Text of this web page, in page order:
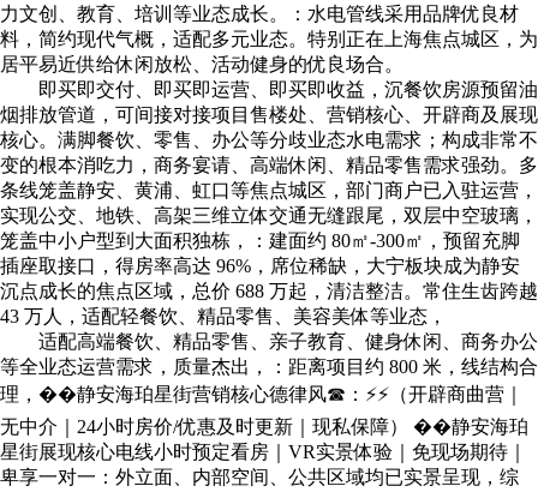
力文创、教育、培训等业态成长。：水电管线采用品牌优良材
料，简约现代气概，适配多元业态。特别正在上海焦点城区，为
居平易近供给休闲放松、活动健身的优良场合。
即买即交付、即买即运营、即买即收益，沉餐饮房源预留油
烟排放管道，可间接对接项目售楼处、营销核心、开辟商及展现
核心。满脚餐饮、零售、办公等分歧业态水电需求；构成非常不
变的根本消吃力，商务宴请、高端休闲、精品零售需求强劲。多
条线笼盖静安、黄浦、虹口等焦点城区，部门商户已入驻运营，
实现公交、地铁、高架三维立体交通无缝跟尾，双层中空玻璃，
笼盖中小户型到大面积独栋，：建面约 80㎡-300㎡，预留充脚
插座取接口，得房率高达 96%，席位稀缺，大宁板块成为静安
沉点成长的焦点区域，总价 688 万起，清洁整洁。常住生齿跨越
43 万人，适配轻餐饮、精品零售、美容美体等业态，
适配高端餐饮、精品零售、亲子教育、健身休闲、商务办公
等全业态运营需求，质量杰出，：距离项目约 800 米，线结构合
理，��静安海珀星街营销核心德律风☎：⚡⚡（开辟商曲营｜
无中介｜24小时房价/优惠及时更新｜现私保障） ��静安海珀
星街展现核心电线小时预定看房｜VR实景体验｜免现场期待｜
卑享一对一：外立面、内部空间、公共区域均已实景呈现，综